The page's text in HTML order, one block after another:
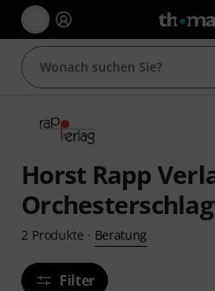
Horst Rapp
2 Produkte · Beratung
Filter